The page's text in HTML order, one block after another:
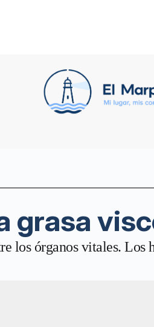
grasa
los órganos vitales.